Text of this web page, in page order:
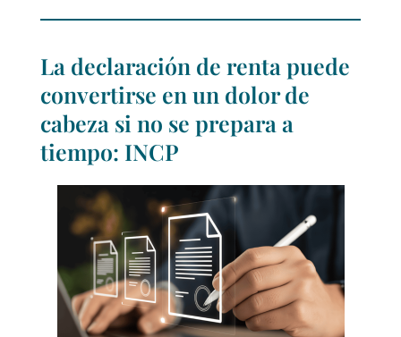
La declaración de renta puede
convertirse en un dolor de
cabeza si no se prepara a
tiempo: INCP